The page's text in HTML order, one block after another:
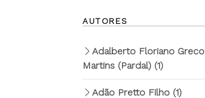
AUTORES
Adalberto Floriano Greco
Martins (Pardal) (1)
Adão Pretto Filho (1)